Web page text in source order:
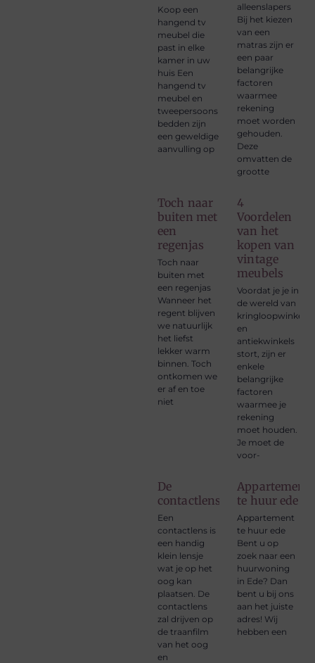
Koop een
hangend tv
meubel die
past in elke
kamer in uw
huis Een
hangend tv
meubel en
tweepersoons
bedden zijn
een geweldige
aanvulling op
alleenslapers
Bij het kiezen
van een
matras zijn er
een paar
belangrijke
factoren
waarmee
rekening
moet worden
gehouden.
Deze
omvatten de
grootte
Toch naar
buiten met
een
regenjas
Toch naar
buiten met
een regenjas
Wanneer het
regent blijven
we natuurlijk
het liefst
lekker warm
binnen. Toch
ontkomen we
er af en toe
niet
4
Voordelen
van het
kopen van
vintage
meubels
Voordat je je in
de wereld van
kringloopwinkels
en
antiekwinkels
stort, zijn er
enkele
belangrijke
factoren
waarmee je
rekening
moet houden.
Je moet de
voor-
De
contactlens
Een
contactlens is
een handig
klein lensje
wat je op het
oog kan
plaatsen. De
contactlens
zal drijven op
de traanfilm
van het oog
en
Appartement
te huur ede
Appartement
te huur ede
Bent u op
zoek naar een
huurwoning
in Ede? Dan
bent u bij ons
aan het juiste
adres! Wij
hebben een